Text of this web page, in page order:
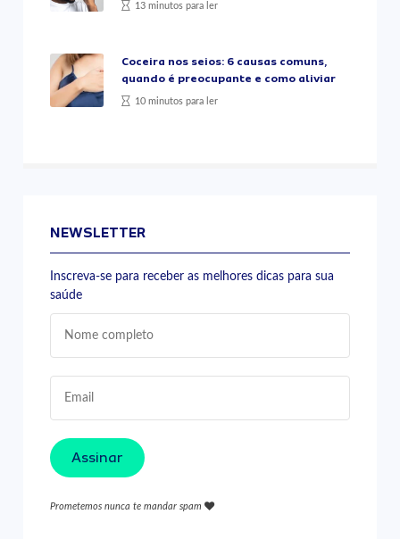
13 minutos para ler
Coceira nos seios: 6 causas comuns,
quando é preocupante e como aliviar
10 minutos para ler
NEWSLETTER
Inscreva-se para receber as melhores dicas para sua
saúde
Assinar
Prometemos nunca te mandar spam